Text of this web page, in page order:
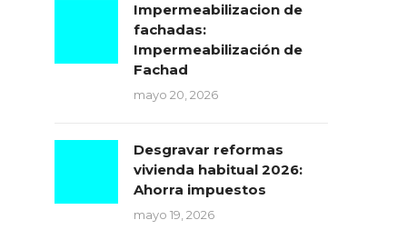
Impermeabilizacion de
fachadas:
Impermeabilización de
Fachad
mayo 20, 2026
Desgravar reformas
vivienda habitual 2026:
Ahorra impuestos
mayo 19, 2026